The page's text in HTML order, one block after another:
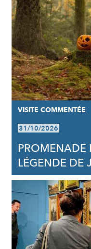
VISITE COMMENTÉE
31/10/2026
PROMENADE
LÉGENDE DE